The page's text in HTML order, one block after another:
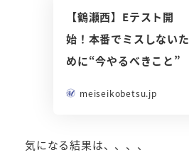
【鶴瀬西】Eテスト開
始！本番でミスしないた
めに“今やるべきこと”
meiseikobetsu.jp
気になる結果は、、、、